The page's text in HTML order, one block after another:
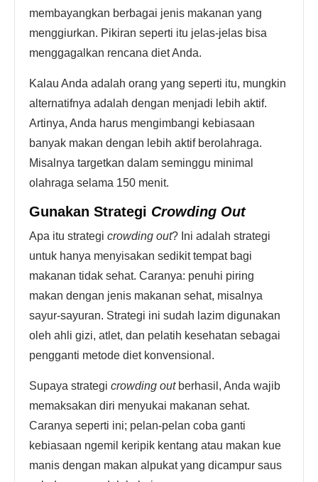
membayangkan berbagai jenis makanan yang
menggiurkan. Pikiran seperti itu jelas-jelas bisa
menggagalkan rencana diet Anda.
Kalau Anda adalah orang yang seperti itu, mungkin
alternatifnya adalah dengan menjadi lebih aktif.
Artinya, Anda harus mengimbangi kebiasaan
banyak makan dengan lebih aktif berolahraga.
Misalnya targetkan dalam seminggu minimal
olahraga selama 150 menit.
Gunakan Strategi Crowding Out
Apa itu strategi crowding out? Ini adalah strategi
untuk hanya menyisakan sedikit tempat bagi
makanan tidak sehat. Caranya: penuhi piring
makan dengan jenis makanan sehat, misalnya
sayur-sayuran. Strategi ini sudah lazim digunakan
oleh ahli gizi, atlet, dan pelatih kesehatan sebagai
pengganti metode diet konvensional.
Supaya strategi crowding outberhasil, Anda wajib
memaksakan diri menyukai makanan sehat.
Caranya seperti ini; pelan-pelan coba ganti
kebiasaan ngemil keripik kentang atau makan kue
manis dengan makan alpukat yang dicampur saus